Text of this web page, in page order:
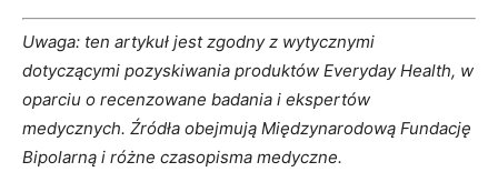
Uwaga: ten artykuł jest zgodny z wytycznymi
dotyczącymi pozyskiwania produktów Everyday Health, w
oparciu o recenzowane badania i ekspertów
medycznych. Źródła obejmują Międzynarodową Fundację
Bipolarną i różne czasopisma medyczne.